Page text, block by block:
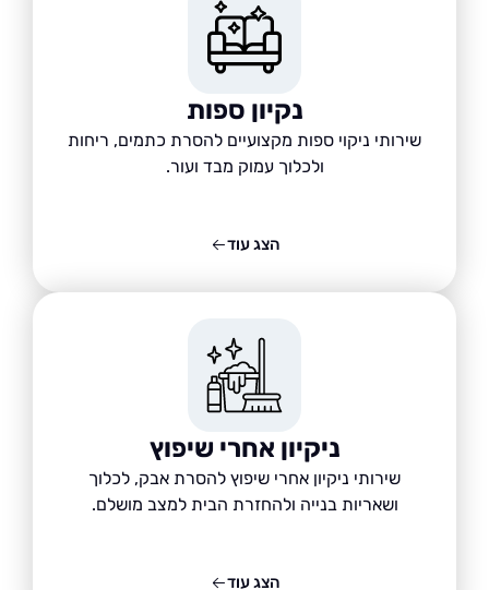
נקיון ספות
שירותי ניקוי ספות מקצועיים להסרת כתמים, ריחות
ולכלוך עמוק מבד ועור.
ניקיון אחרי שיפוץ
שירותי ניקיון אחרי שיפוץ להסרת אבק, לכלוך
ושאריות בנייה ולהחזרת הבית למצב מושלם.